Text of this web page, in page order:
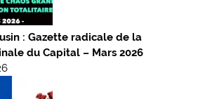
: Gazette radicale de la
du Capital – Mars 2026